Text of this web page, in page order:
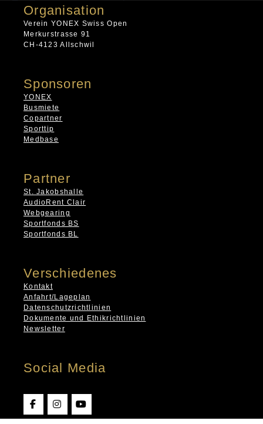
Organisation
Verein YONEX Swiss Open
Merkurstrasse 91
CH-4123 Allschwil
Sponsoren
YONEX
Busmiete
Copartner
Sporttip
Medbase
Partner
St. Jakobshalle
AudioRent Clair
Webgearing
Sportfonds BS
Sportfonds BL
Verschiedenes
Kontakt
Anfahrt/Lageplan
Datenschutzrichtlinien
Dokumente und Ethikrichtlinien
Newsletter
Social Media